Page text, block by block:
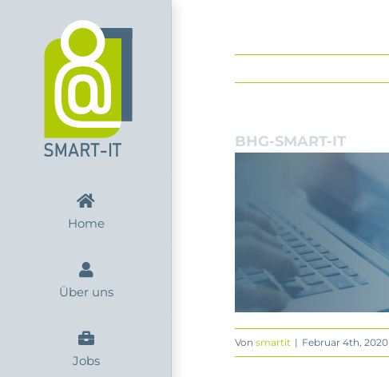
springen
Home
Über uns
Jobs
BHG-SMART-IT
Vonsmartit | Februar 4th, 2020